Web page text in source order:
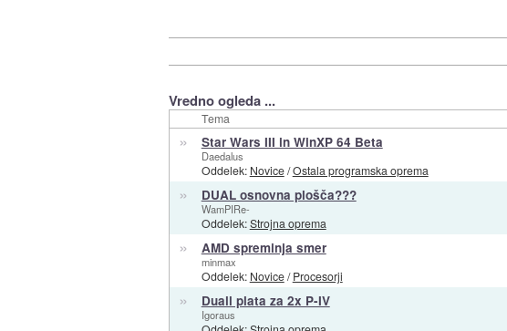
Vredno ogleda ...
Tema
» Star Wars III in WinXP 64 Beta
Daedalus
Oddelek: Novice/Ostala programska oprema
» DUAL osnovna plošča???
WamPIRe-
Oddelek:Strojna oprema
» AMD spreminja smer
minmax
Oddelek: Novice/Procesorji
» Duall plata za 2x P-IV
Igoraus